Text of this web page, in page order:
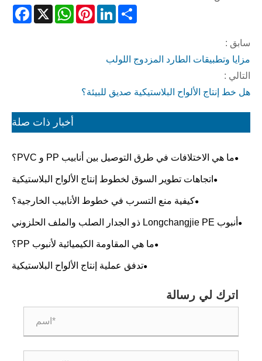
X
WhatsAppPinterestLinkedInShare
سابق :
مزايا وتطبيقات الطارد المزدوج اللولب
التالي :
هل خط إنتاج الألواح البلاستيكية صديق للبيئة؟
أخبار ذات صلة
ما هي الاختلافات في طرق التوصيل بين أنابيب PP و PVC؟
اتجاهات تطوير السوق لخطوط إنتاج الألواح البلاستيكية
كيفية منع التسرب في خطوط الأنابيب الخارجية؟
أنبوب Longchangjie PE ذو الجدار الصلب والملف الحلزوني
أكمل بنجاح التشغيل التجريبي!!!
ما هي المقاومة الكيميائية لأنبوب PP؟
تدفق عملية إنتاج الألواح البلاستيكية
اترك لي رسالة